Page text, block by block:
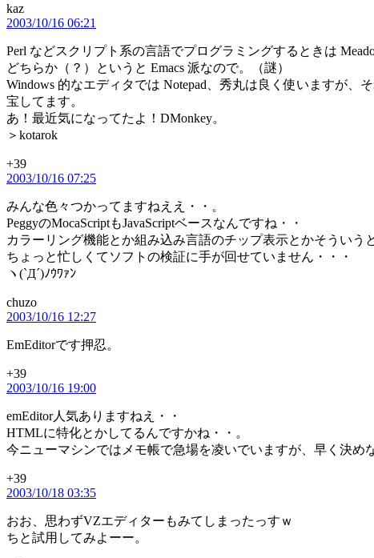
kazの
発
2003/10/16 06:21
Perl などスクリプト系の言語でプログラミングするときは
どちらか（？）というと Emacs 派なので。（謎）
Windows 的なエディタでは Notepad、秀丸は良く使いますが
宝してます。
あ！最近気になってたよ！DMonkey。
＞kotarok
+39の
発
2003/10/16 07:25
みんな色々つかってますねええ・・。
PeggyのMocaScriptもJavaScriptベースなんですね・・
カラーリング機能とか組み込み言語のチップ表示とかそういう
ちょっと忙しくてソフトの検証に手が回せていません・・・
ヽ(`Д´)ﾉｳﾜｧﾝ
chuzoの
発
2003/10/16 12:27
EmEditorです押忍。
+39の
発
2003/10/16 19:00
emEditor人気ありますねえ・・
HTMLに特化とかしてるんですかね・・。
今ニューマシンではメモ帳で急場を凌いでいますが、早く決め
+39の
発
2003/10/18 03:35
おお、思わずVZエディターもみてしまったっすｗ
ちと試用してみよーー。